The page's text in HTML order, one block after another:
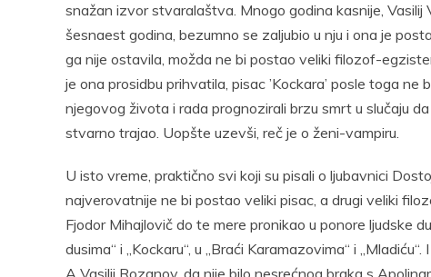
snažan izvor stvaralaštva. Mnogo godina kasnije, Vasilij
šesnaest godina, bezumno se zaljubio u nju i ona je
ga nije ostavila, možda ne bi postao veliki filozof-
je ona prosidbu prihvatila, pisac ’Kockara’ posle toga
njegovog života i rada prognozirali brzu smrt u slučaju
stvarno trajao. Uopšte uzevši, reč je o ženi-vampiru.
U isto vreme, praktično svi koji su pisali o ljubavnici
najverovatnije ne bi postao veliki pisac, a drugi veliki
Fjodor Mihajlovič do te mere pronikao u ponore ljudske
dusima“ i „Kockaru“, u „Braći Karamazovima“ i
A Vasilij Rozanov, da nije bilo nesrećnog braka s